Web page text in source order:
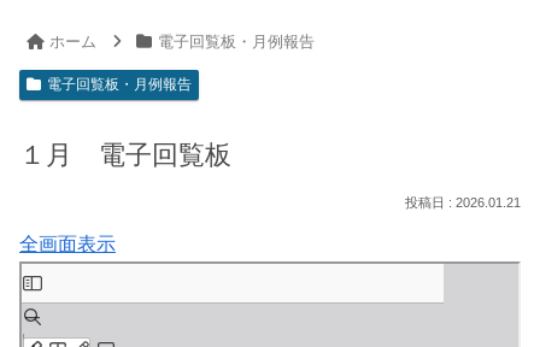
ホーム 電子回覧板・月例報告
電子回覧板・月例報告
１月 電子回覧板
2026.01.21
全画面表示